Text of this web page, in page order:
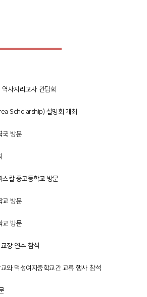
사지리교사 간담회
Scholarship) 설명회 개최
국 방문
스칼 중고등학교 방문
교 방문
교 방문
장 연수 참석
와 덕성여자중학교간 교류 행사 참석